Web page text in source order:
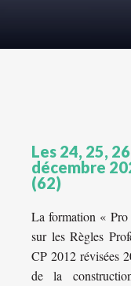
Les 24, 25,
décembre
(62)
La formation « Pro
sur les Règles
CP 2012 révisées
de la